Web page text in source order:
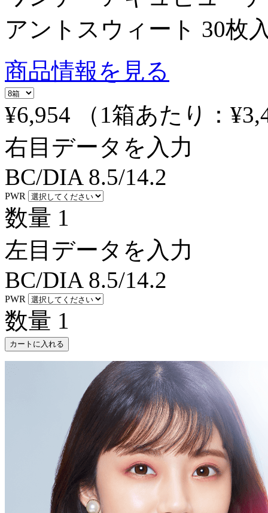
アントスウィート 30枚
商品情報を見る
¥6,954
（1箱あたり：
右目データを入力
BC/DIA 8.5/14.2
PWR
数量 1
左目データを入力
BC/DIA 8.5/14.2
PWR
数量 1
カートに入れる